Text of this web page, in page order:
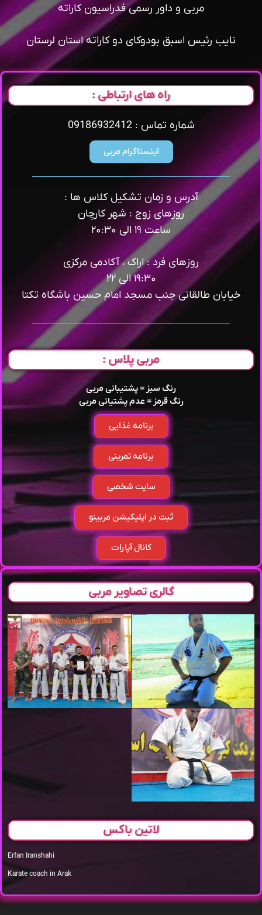
مربی و داور رسمی فدراسیون کاراته
نایب رئیس اسبق بودوکای دو کاراته استان لرستان
راه های ارتباطی :
شماره تماس : 09186932412
اینستاگرام مربی
آدرس و زمان تشکیل کلاس ها :
روزهای زوج : شهر کارچان
ساعت ۱۹ الی ۲۰:۳۰
روزهای فرد : اراک ، آکادمی مرکزی
۱۹:۳۰ الی ۲۲
خیابان طالقانی جنب مسجد امام حسین باشگاه تکتا
مربی پلاس :
رنگ سبز = پشتیبانی مربی
رنگ قرمز = عدم پشتیانی مربی
برنامه غذایی
برنامه تمرینی
سایت شخصی
ثبت در اپلیکیشن مربینو
کانال آپارات
گالری تصاویر مربی
لاتین باکس
Erfan Iranshahi
Karate coach in Arak